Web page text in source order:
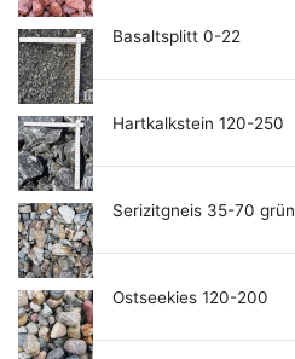
Basaltsplitt 0-22
Hartkalkstein 120-250
Serizitgneis 35-70 grün
Ostseekies 120-200